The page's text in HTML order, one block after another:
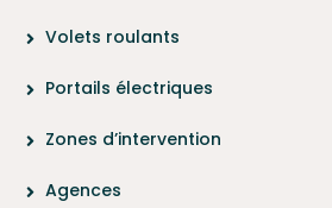
Volets roulants
Portails électriques
Zones d’intervention
Agences